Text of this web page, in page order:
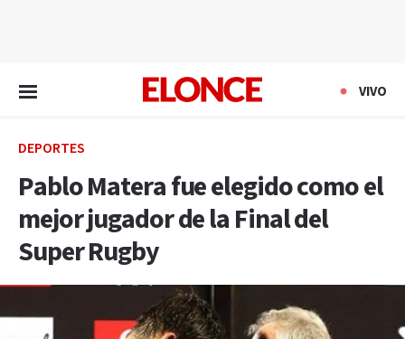
VIVO
DEPORTES
Pablo Matera fue elegido como el
mejor jugador de la Final del
Super Rugby